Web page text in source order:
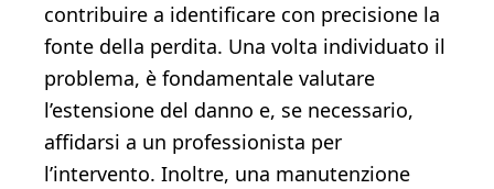
contribuire a identificare con precisione la
fonte della perdita. Una volta individuato il
problema, è fondamentale valutare
l’estensione del danno e, se necessario,
affidarsi a un professionista per
l’intervento. Inoltre, una manutenzione